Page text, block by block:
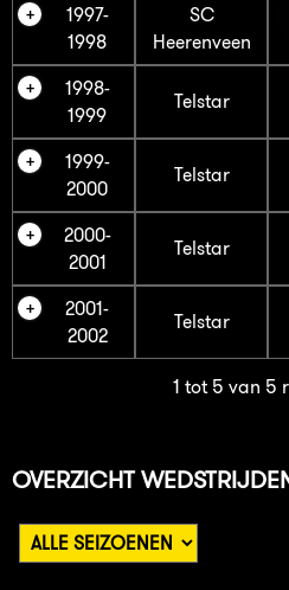
1997-
1998
SC
Heerenveen
1998-
1999
Telstar
1999-
2000
Telstar
2000-
2001
Telstar
2001-
2002
Telstar
1 tot 5 van 5
OVERZICHT